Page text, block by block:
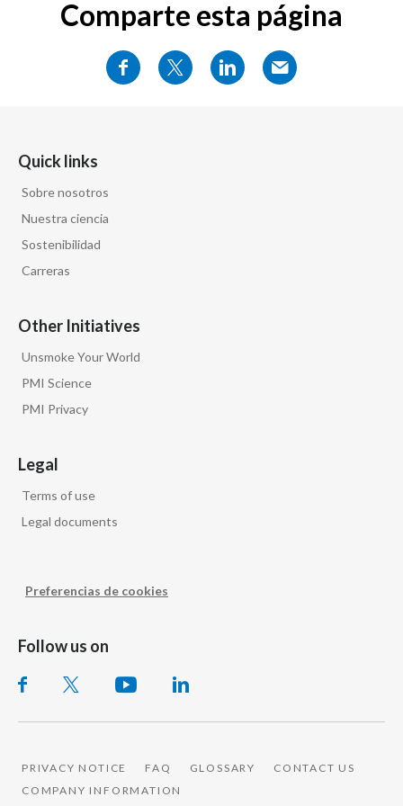
Comparte esta página
Quick links
Sobre nosotros
Nuestra ciencia
Sostenibilidad
Carreras
Other Initiatives
Unsmoke Your World
PMI Science
PMI Privacy
Legal
Terms of use
Legal documents
Preferencias de cookies
Follow us on
PRIVACY NOTICE FAQ GLOSSARY
CONTACT US
COMPANY INFORMATION